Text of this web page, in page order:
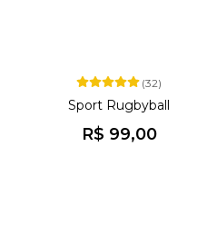
(32)
Sport Rugbyball
R$ 99,00